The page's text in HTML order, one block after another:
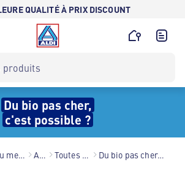
QUALITÉ À PRIX DISCOUNT
Du bio pas cher,
c'est possible ?
ALDI : nos offres au meilleur prix toute l’année ! Astuces Toutes nos astuces Du bio pas cher, c'est possible ?